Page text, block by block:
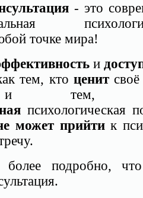
- это
точке мира!
и
тем, кто ценитсвоё
тем,
психологическая
может прийтик
более подробно,